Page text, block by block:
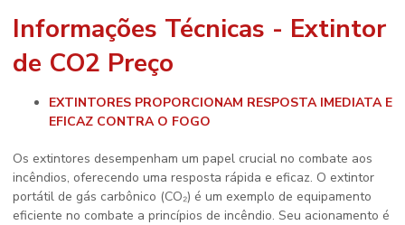
Informações Técnicas - Extintor
de CO2 Preço
EXTINTORES PROPORCIONAM RESPOSTA IMEDIATA E
EFICAZ CONTRA O FOGO
Os extintores desempenham um papel crucial no combate aos
incêndios, oferecendo uma resposta rápida e eficaz. O extintor
portátil de gás carbônico (CO₂) é um exemplo de equipamento
eficiente no combate a princípios de incêndio. Seu acionamento é